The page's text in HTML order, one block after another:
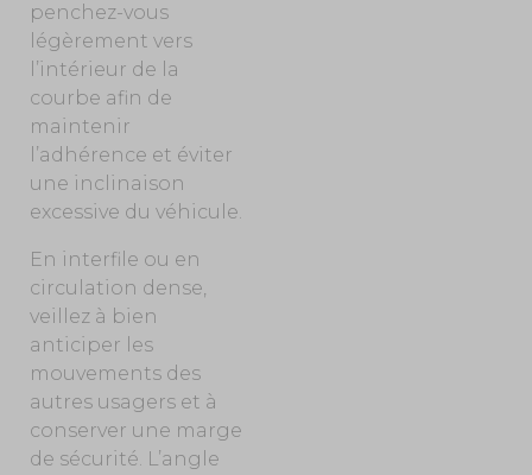
penchez-vous
légèrement vers
l’intérieur de la
courbe afin de
maintenir
l’adhérence et éviter
une inclinaison
excessive du véhicule.
En interfile ou en
circulation dense,
veillez à bien
anticiper les
mouvements des
autres usagers et à
conserver une marge
de sécurité. L’angle